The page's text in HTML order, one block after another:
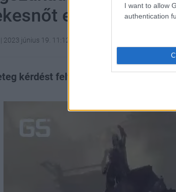
I want to allow
authentication
egy telefonnal
| 2023 június 19. 11:12
kérdést felvet a Bebe Rexha